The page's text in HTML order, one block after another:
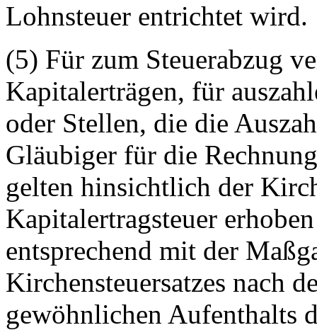
Lohnsteuer entrichtet wird.
(5) Für zum Steuerabzug
Kapitalerträgen, für
oder Stellen, die die
Gläubiger für die
gelten hinsichtlich der
Kapitalertragsteuer
entsprechend mit der
Kirchensteuersatzes nach
gewöhnlichen Aufenthalts